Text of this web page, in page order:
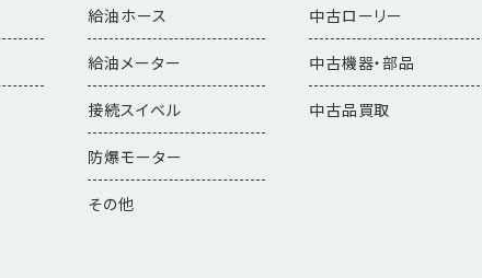
給油ホース
給油メーター
接続スイベル
防爆モーター
その他
中古ローリー
中古機器・部品
中古品買取